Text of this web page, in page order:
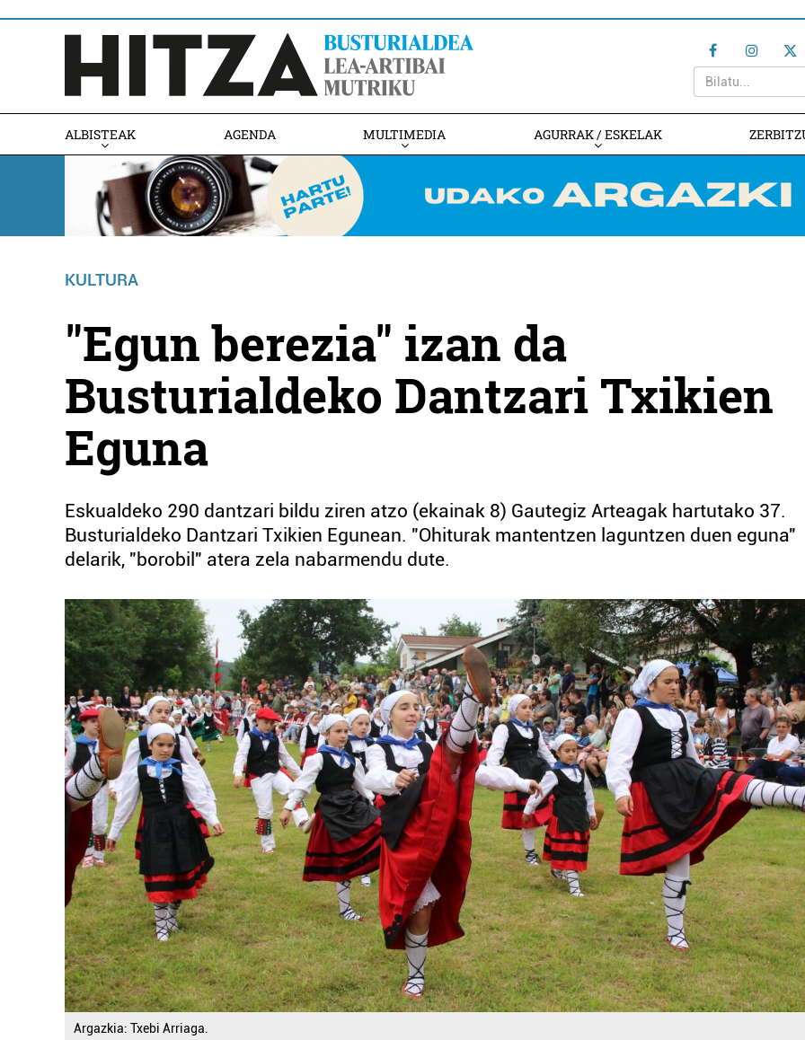
ALBISTEAK AGENDA MULTIMEDIA AGURRAK / ESKELAK
KULTURA
"Egun berezia" izan da
Busturialdeko Dantzari Txikien
Eguna
Eskualdeko 290 dantzari bildu ziren atzo (ekainak 8) Gautegiz Arteagak hartutako 37.
Busturialdeko Dantzari Txikien Egunean. "Ohiturak mantentzen laguntzen duen eguna"
delarik, "borobil" atera zela nabarmendu dute.
Argazkia: Txebi Arriaga.